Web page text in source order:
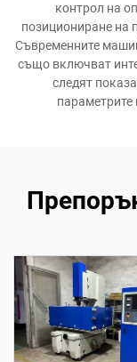
контрол на
позициониране на
Съвременните
също включват
следят
параметрите